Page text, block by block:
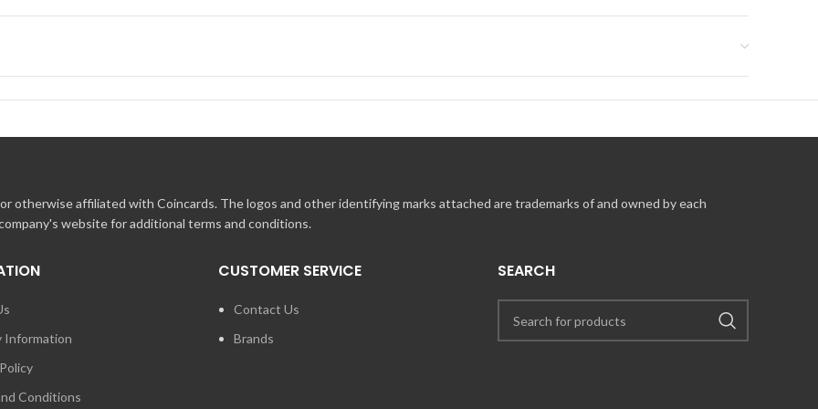
Schritten:
eingelöst wurde. Der Restbetrag wird entsprechend abgeändert.
otherwise affiliated with Coincards. The logos and other identifying marks attached are trademarks of and owned by each
website for additional terms and conditions.
Information
Conditions
CUSTOMER SERVICE
Contact Us
Brands
SEARCH